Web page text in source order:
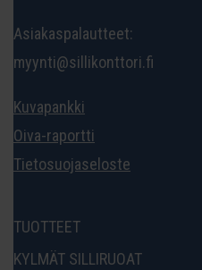
Asiakaspalautteet:
myynti@sillikonttori.fi
Kuvapankki
Oiva-raportti
Tietosuojaseloste
TUOTTEET
KYLMÄT SILLIRUOAT